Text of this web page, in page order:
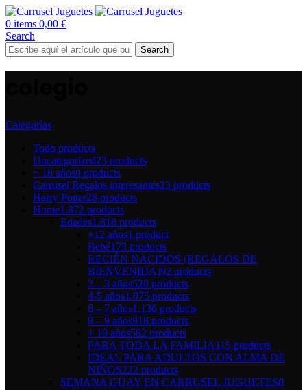
0 items 0,00 €
Search
Search
Categorías
Todo products
Uncategorized23 products
+ 18 años0 products
Carrusel Regalos interesantes23 products
Harry Potter28 products
Home1.872 products
Edades1.818 products
+12 años1 product
Bebé173 products
RECIÉN NACIDOS (REGALOS DE
BIENVENIDA)92 products
2 – 3 años520 products
4-5 años1.075 products
6 – 7 años1.136 products
8 – 9 años918 products
+ 10 años582 products
PARA TODA LA FAMILIA115 products
IDEAL PARA ADULTOS CON ALMA DE
NIÑOS222 products
SEMANA GUAY EN CARRUSEL JUGUETES0